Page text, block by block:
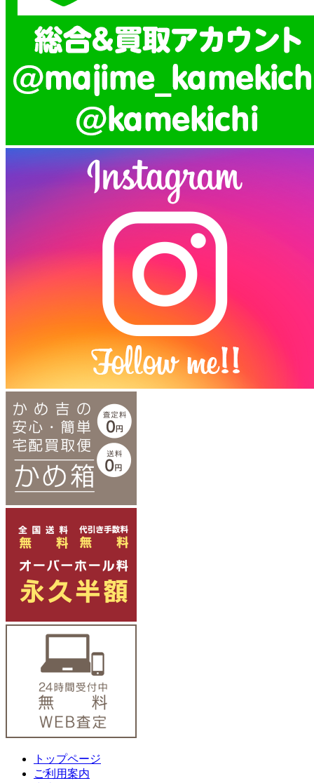
トップページ
ご利用案内